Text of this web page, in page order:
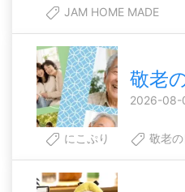
JAM HOME MADE
敬老
2026-08-
にこぷり 敬老の